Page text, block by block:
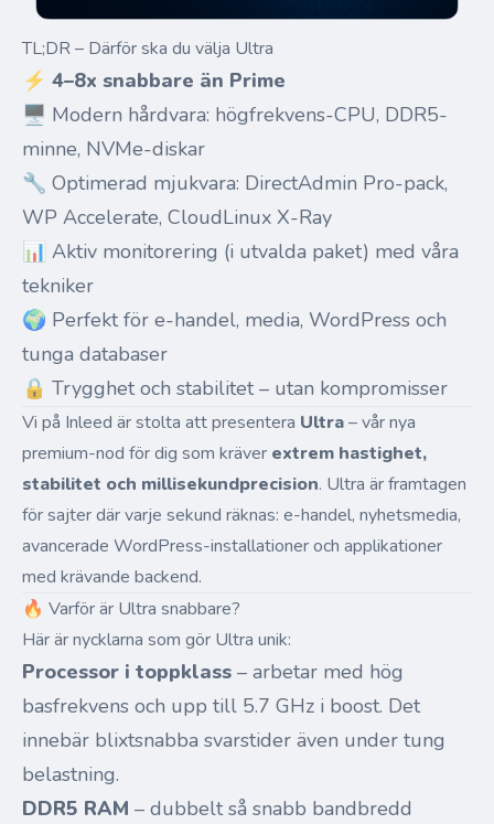
TL;DR – Därför ska du välja Ultra
⚡ 4–8x snabbare än Prime
🖥️ Modern hårdvara: högfrekvens-CPU, DDR5-
minne, NVMe-diskar
🔧 Optimerad mjukvara: DirectAdmin Pro-pack,
WP Accelerate, CloudLinux X-Ray
📊 Aktiv monitorering (i utvalda paket) med våra
tekniker
🌍 Perfekt för e-handel, media, WordPress och
tunga databaser
🔒 Trygghet och stabilitet – utan kompromisser
Vi på Inleed är stolta att presentera Ultra– vår nya
premium-nod för dig som kräver extrem hastighet,
stabilitet och millisekundprecision. Ultra är framtagen
för sajter där varje sekund räknas: e-handel, nyhetsmedia,
avancerade WordPress-installationer och applikationer
med krävande backend.
🔥 Varför är Ultra snabbare?
Här är nycklarna som gör Ultra unik:
Processor i toppklass – arbetar med hög
basfrekvens och upp till 5.7 GHz i boost. Det
innebär blixtsnabba svarstider även under tung
belastning.
DDR5 RAM – dubbelt så snabb bandbredd